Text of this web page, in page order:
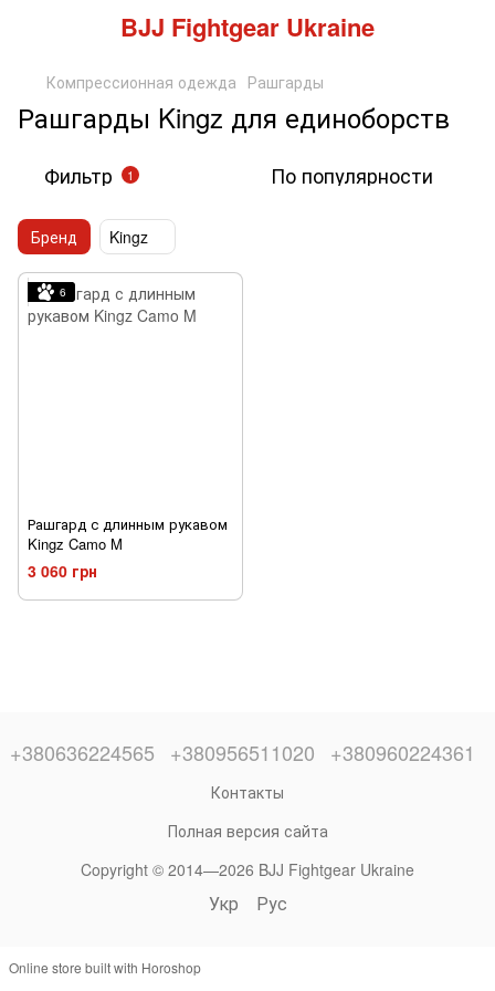
BJJ Fightgear Ukraine
Компрессионная одежда Рашгарды
Рашгарды Kingz для единоборств
Фильтр 1 По популярности
Бренд Kingz
6
Рашгард с длинным рукавом
Kingz Camo M
3 060 грн
+380636224565 +380956511020 +380960224361
Контакты
Полная версия сайта
Copyright © 2014—2026 BJJ Fightgear Ukraine
Укр Рус
Online store built with Horoshop